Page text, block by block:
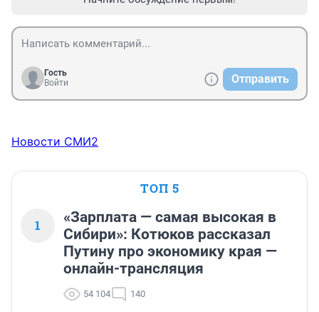
Гость
Войти
Отправить
Новости СМИ2
ТОП 5
1
«Зарплата — самая высокая в
Сибири»: Котюков рассказал
Путину про экономику края —
онлайн-трансляция
54 104 140